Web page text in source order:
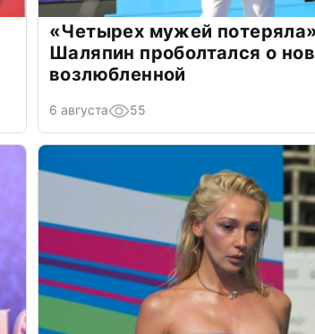
«Четырех мужей
Шаляпин проболтался о
возлюбленной
6 августа 55